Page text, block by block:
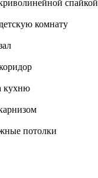
спайкой
комнату
кухню
потолки